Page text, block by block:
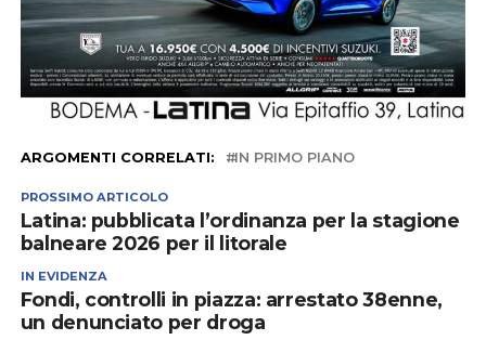
ARGOMENTI CORRELATI: IN PRIMO PIANO
PROSSIMO ARTICOLO
Latina: pubblicata l’ordinanza per la stagione
balneare 2026 per il litorale
IN EVIDENZA
Fondi, controlli in piazza: arrestato 38enne,
un denunciato per droga